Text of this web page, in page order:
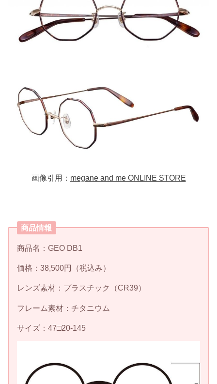
画像引用： megane and me ONLINE STORE
商品情報
商品名：GEO DB1
価格：38,500円（税込み）
レンズ素材：プラスチック（CR39）
フレーム素材：チタニウム
サイズ：47□20-145